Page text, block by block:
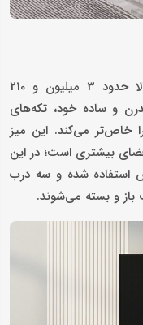
قیمت این میز تلوزیون با تنوع رنگی بالا حدود 3 میلیون و 210
و ساده خود، تکه‌های
خاص‌تر می‌کند. این میز
سانتی نیازمند فضای بیشتری است؛ در این
استفاده شده و سه درب
و بسته می‌شوند.